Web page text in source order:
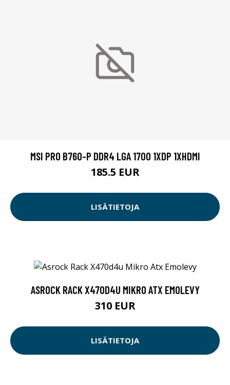
MSI PRO B760-P DDR4 LGA 1700 1XDP 1XHDMI
185.5 EUR
LISÄTIETOJA
ASROCK RACK X470D4U MIKRO ATX EMOLEVY
310 EUR
LISÄTIETOJA